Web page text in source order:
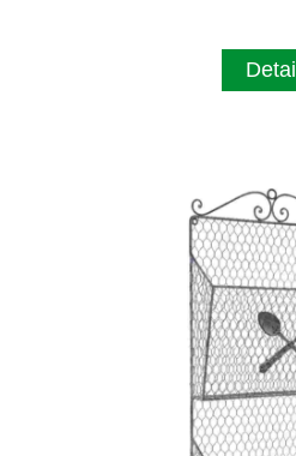
Detail